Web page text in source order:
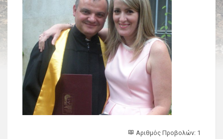
Αριθμός Προβολών: 1